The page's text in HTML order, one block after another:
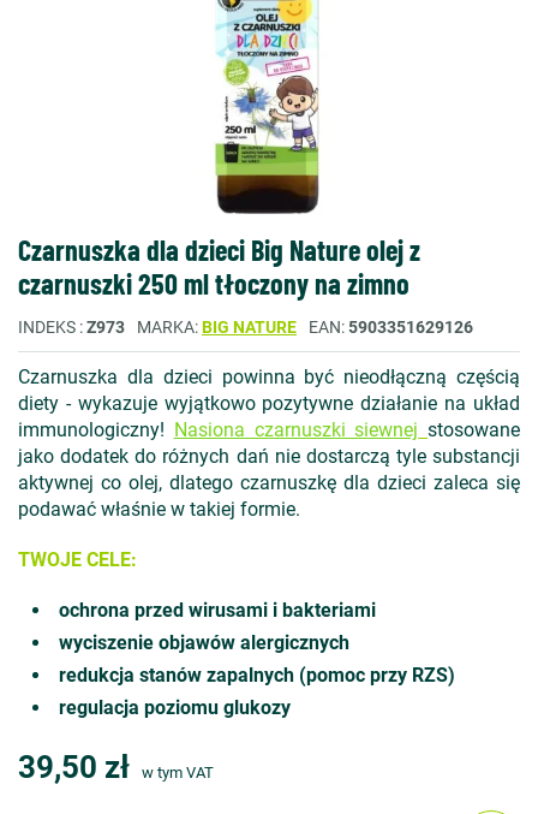
Czarnuszka dla dzieci Big Nature olej z
czarnuszki 250 ml tłoczony na zimno
INDEKS Z973 MARKA BIG NATURE EAN 5903351629126
Czarnuszka dla dzieci powinna być nieodłączną częścią
diety - wykazuje wyjątkowo pozytywne działanie na układ
immunologiczny! Nasiona czarnuszki siewnej stosowane
jako dodatek do różnych dań nie dostarczą tyle substancji
aktywnej co olej, dlatego czarnuszkę dla dzieci zaleca się
podawać właśnie w takiej formie.
TWOJE CELE:
ochrona przed wirusami i bakteriami
wyciszenie objawów alergicznych
redukcja stanów zapalnych (pomoc przy RZS)
regulacja poziomu glukozy
39,50 zł w tym VAT